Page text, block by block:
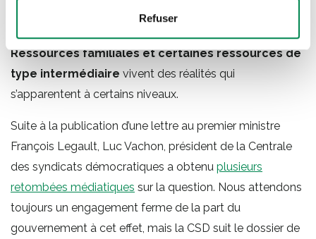
Refuser
membres des regroupements
Ressources familiales et certaines ressources de
type intermédiaire vivent des réalités qui
s’apparentent à certains niveaux.
Suite à la publication d’une lettre au premier ministre
François Legault, Luc Vachon, président de la Centrale
des syndicats démocratiques a obtenu plusieurs
retombées médiatiques sur la question. Nous attendons
toujours un engagement ferme de la part du
gouvernement à cet effet, mais la CSD suit le dossier de